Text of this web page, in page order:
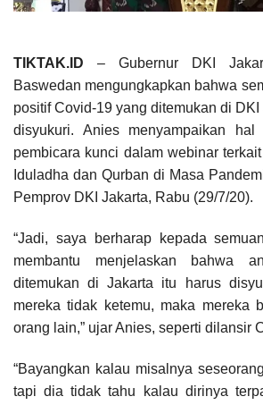
TIKTAK.ID – Gubernur DKI
Baswedan mengungkapkan bahwa
positif Covid-19 yang ditemukan di
disyukuri. Anies menyampaikan
pembicara kunci dalam webinar
Iduladha dan Qurban di Masa
Pemprov DKI Jakarta, Rabu (29/7/20).
“Jadi, saya berharap kepada
membantu menjelaskan bahwa
ditemukan di Jakarta itu harus
mereka tidak ketemu, maka mereka
orang lain,” ujar Anies, seperti dilansir
“Bayangkan kalau misalnya
tapi dia tidak tahu kalau dirinya